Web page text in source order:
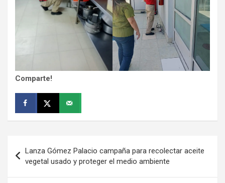
Comparte!
de
entradas
Lanza Gómez Palacio campaña para recolectar aceite
vegetal usado y proteger el medio ambiente